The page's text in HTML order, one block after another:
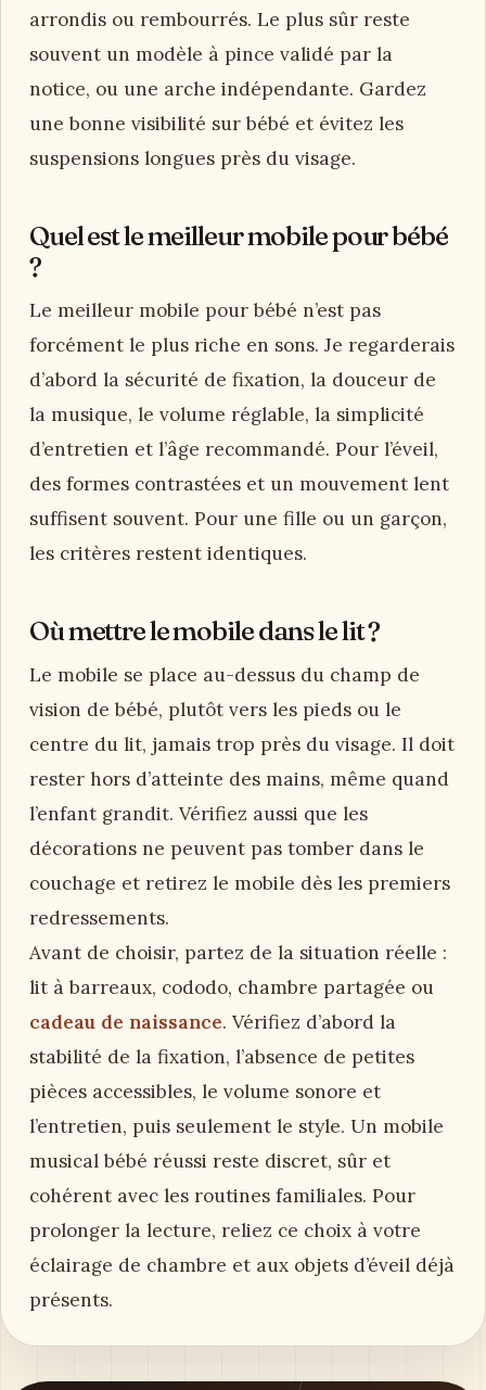
arrondis ou rembourrés. Le plus sûr reste
souvent un modèle à pince validé par la
notice, ou une arche indépendante. Gardez
une bonne visibilité sur bébé et évitez les
suspensions longues près du visage.
Quel est le meilleur mobile pour bébé
?
Le meilleur mobile pour bébé n’est pas
forcément le plus riche en sons. Je regarderais
d’abord la sécurité de fixation, la douceur de
la musique, le volume réglable, la simplicité
d’entretien et l’âge recommandé. Pour l’éveil,
des formes contrastées et un mouvement lent
suffisent souvent. Pour une fille ou un garçon,
les critères restent identiques.
Où mettre le mobile dans le lit ?
Le mobile se place au-dessus du champ de
vision de bébé, plutôt vers les pieds ou le
centre du lit, jamais trop près du visage. Il doit
rester hors d’atteinte des mains, même quand
l’enfant grandit. Vérifiez aussi que les
décorations ne peuvent pas tomber dans le
couchage et retirez le mobile dès les premiers
redressements.
Avant de choisir, partez de la situation réelle :
lit à barreaux, cododo, chambre partagée ou
cadeau de naissance. Vérifiez d’abord la
stabilité de la fixation, l’absence de petites
pièces accessibles, le volume sonore et
l’entretien, puis seulement le style. Un mobile
musical bébé réussi reste discret, sûr et
cohérent avec les routines familiales. Pour
prolonger la lecture, reliez ce choix à votre
éclairage de chambre et aux objets d’éveil déjà
présents.